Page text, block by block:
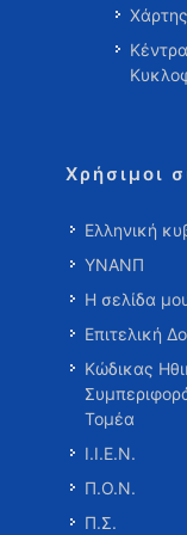
Χρήσιμοι
Ελληνική
ΥΝΑΝΠ
Η σελίδα
Επιτελική
Κώδικας
Τομέα
Ι.Ι.Ε.Ν.
Π.Ο.Ν.
Π.Σ.